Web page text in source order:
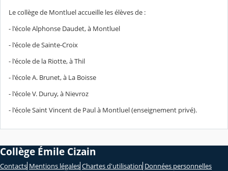
Le collège de Montluel accueille les élèves de :
- l'école Alphonse Daudet, à Montluel
- l'école de Sainte-Croix
- l'école de la Riotte, à Thil
- l'école A. Brunet, à La Boisse
- l'école V. Duruy, à Nievroz
- l'école Saint Vincent de Paul à Montluel (enseignement privé).
Collège Émile Cizain
Contacts Mentions légales Chartes d'utilisation Données personnelles